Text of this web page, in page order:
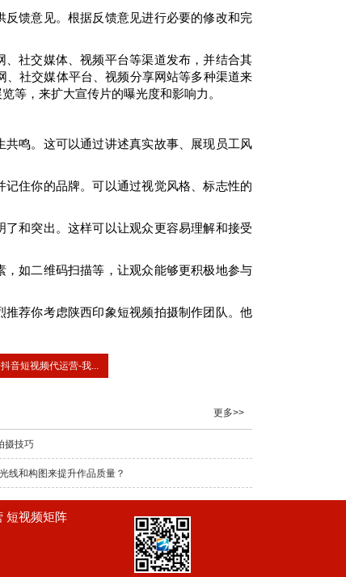
馈意见。根据反馈意见进行必要的修改和完
社交媒体、视频平台等渠道发布，并结合其
社交媒体平台、视频分享网站等多种渠道来
等，来扩大宣传片的曝光度和影响力。
鸣。这可以通过讲述真实故事、展现员工风
住你的品牌。可以通过视觉风格、标志性的
和突出。这样可以让观众更容易理解和接受
如二维码扫描等，让观众能够更积极地参与
荐你考虑陕西印象短视频拍摄制作团队。他
音短视频代运营-我...
更多>>
摄技巧
线和构图来提升作品质量？
短视频矩阵